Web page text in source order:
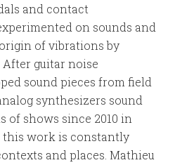
and contact
on sounds and
of vibrations by
guitar noise
sound pieces from field
synthesizers sound
of shows since 2010 in
this work is constantly
and places. Mathieu